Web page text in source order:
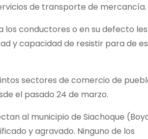
de transporte de mercancía.
los conductores o en su defecto les
y capacidad de resistir para de
sectores de comercio de
el pasado 24 de marzo.
al municipio de Siachoque
y agravado. Ninguno de los